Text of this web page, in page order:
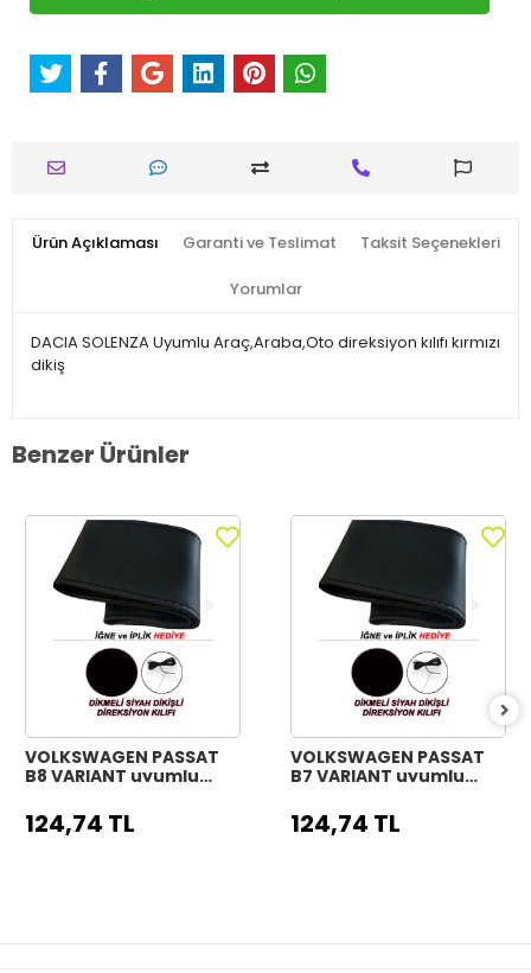
Ürün Açıklaması Garanti ve Teslimat Taksit Seçenekleri
Yorumlar
DACIA SOLENZA Uyumlu Araç,Araba,Oto direksiyon kılıfı kırmızı
dikiş
Benzer Ürünler
VOLKSWAGEN PASSAT
B8 VARIANT uyumlu
direksiyon kılıfı siyah
dikiş
124,74 TL
VOLKSWAGEN PASSAT
B7 VARIANT uyumlu
direksiyon kılıfı siyah
dikiş
124,74 TL